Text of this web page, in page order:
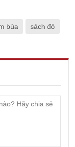
bùa sách đỏ